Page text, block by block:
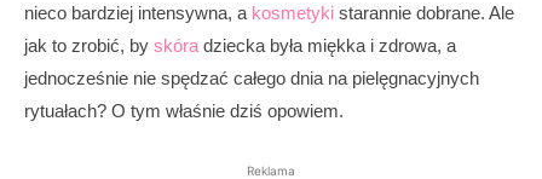
nieco bardziej intensywna, a kosmetyki starannie dobrane. Ale
jak to zrobić, by skóra dziecka była miękka i zdrowa, a
jednocześnie nie spędzać całego dnia na pielęgnacyjnych
rytuałach? O tym właśnie dziś opowiem.
Reklama